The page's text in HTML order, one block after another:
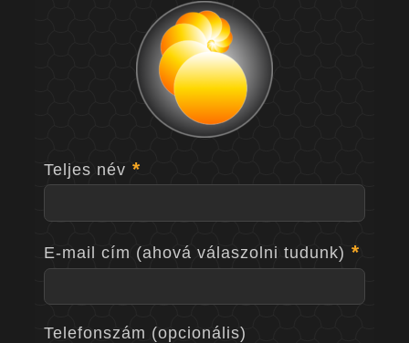
Teljes név
E-mail cím (ahová válaszolni tudunk)
Telefonszám (opcionális)